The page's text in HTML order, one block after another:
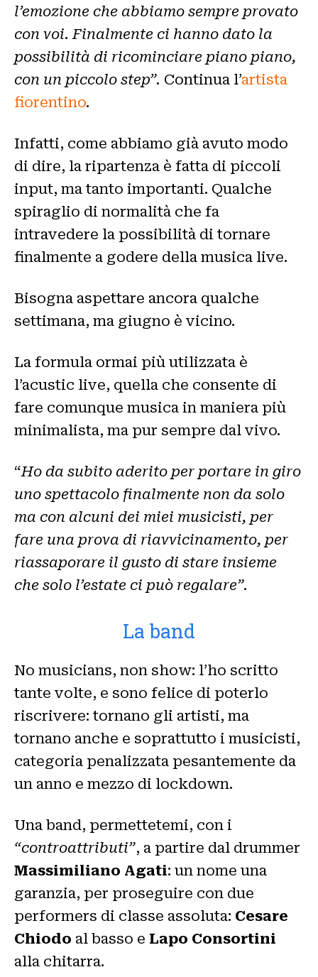
l’emozione che abbiamo sempre provato
con voi. Finalmente ci hanno dato la
possibilità di ricominciare piano piano,
con un piccolo step”. Continua l’artista
fiorentino.
Infatti, come abbiamo già avuto modo
di dire, la ripartenza è fatta di piccoli
input, ma tanto importanti. Qualche
spiraglio di normalità che fa
intravedere la possibilità di tornare
finalmente a godere della musica live.
Bisogna aspettare ancora qualche
settimana, ma giugno è vicino.
La formula ormai più utilizzata è
l’acustic live, quella che consente di
fare comunque musica in maniera più
minimalista, ma pur sempre dal vivo.
“Ho da subito aderito per portare in giro
uno spettacolo finalmente non da solo
ma con alcuni dei miei musicisti, per
fare una prova di riavvicinamento, per
riassaporare il gusto di stare insieme
che solo l’estate ci può regalare”.
La band
No musicians, non show: l’ho scritto
tante volte, e sono felice di poterlo
riscrivere: tornano gli artisti, ma
tornano anche e soprattutto i musicisti,
categoria penalizzata pesantemente da
un anno e mezzo di lockdown.
Una band, permettetemi, con i
“controattributi”, a partire dal drummer
Massimiliano Agati: un nome una
garanzia, per proseguire con due
performers di classe assoluta: Cesare
Chiodo al basso e Lapo Consortini
alla chitarra.